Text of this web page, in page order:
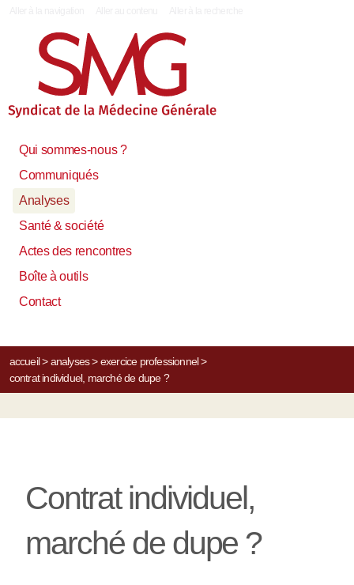
Qui sommes-nous ?
Communiqués
Analyses
Santé & société
Actes des rencontres
Boîte à outils
Contact
accueil> analyses> exercice professionnel>
contrat individuel, marché de dupe ?
Contrat individuel,
marché de dupe ?